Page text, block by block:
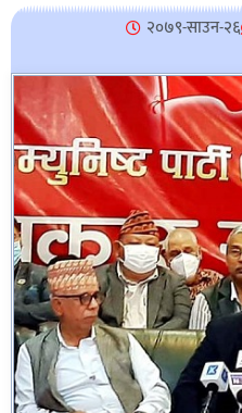
२०७९-साउन-२६